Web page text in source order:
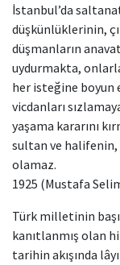
İstanbul’da
düşkünlüklerinin,
düşmanların
uydurmakta,
her isteğine boyun
vicdanları
yaşama kararını
sultan ve halifenin,
olamaz.
1925 (Mustafa
Türk milletinin
kanıtlanmış olan
tarihin akışında